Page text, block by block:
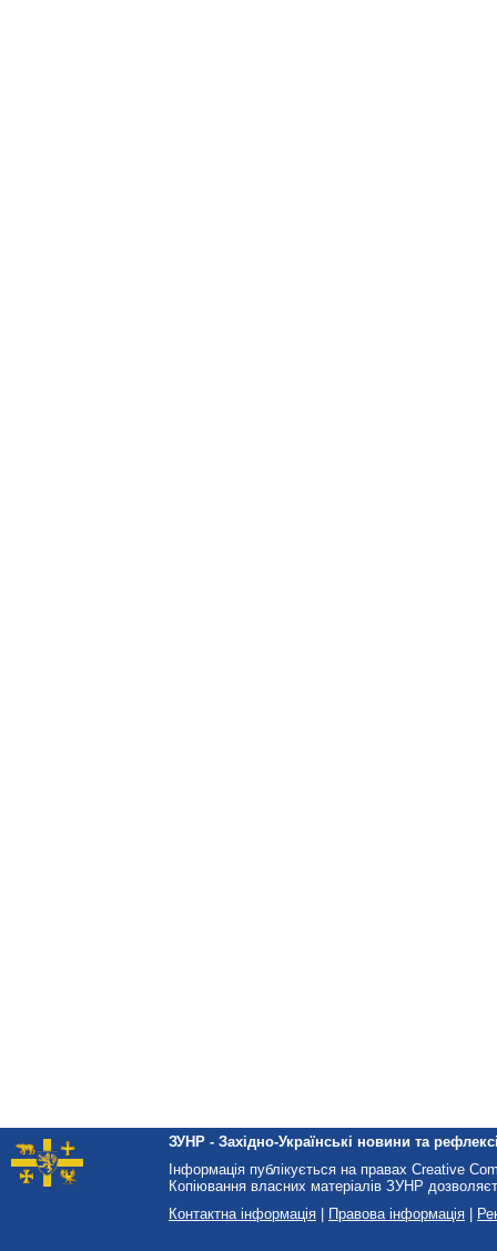
ЗУНР - Західно-Українські новини та
Інформація публікується на правах Creative
Копіювання власних матеріалів ЗУНР
Контактна інформація
Правова інформація